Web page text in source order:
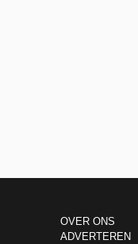
OVER ONS
ADVERTEREN